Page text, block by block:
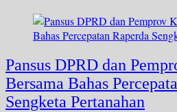
Pansus DPRD dan
Bersama Bahas
Sengketa Pertanahan